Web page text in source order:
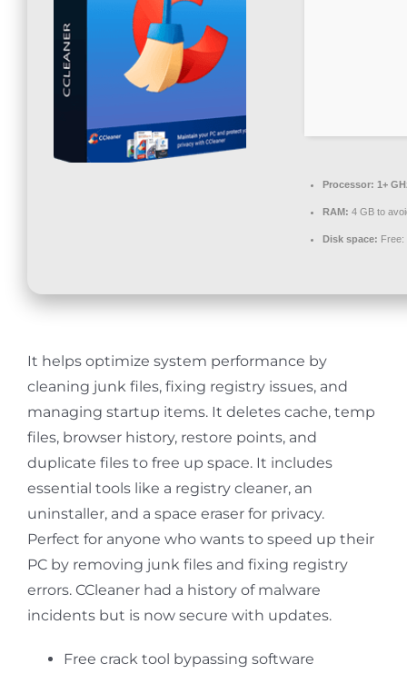
Contact
Processor: 1+
RAM: 4 GB to
Disk space: Free:
It helps optimize system performance by
cleaning junk files, fixing registry issues, and
managing startup items. It deletes cache, temp
files, browser history, restore points, and
duplicate files to free up space. It includes
essential tools like a registry cleaner, an
uninstaller, and a space eraser for privacy.
Perfect for anyone who wants to speed up their
PC by removing junk files and fixing registry
errors. CCleaner had a history of malware
incidents but is now secure with updates.
Free crack tool bypassing software